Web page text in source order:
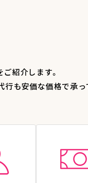
紹介します。
も安価な価格で承っ